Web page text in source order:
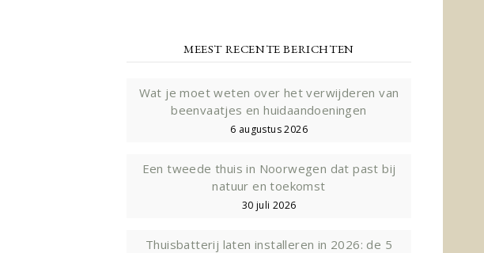
MEEST RECENTE BERICHTEN
Wat je moet weten over het verwijderen van
beenvaatjes en huidaandoeningen
6 augustus 2026
Een tweede thuis in Noorwegen dat past bij
natuur en toekomst
30 juli 2026
Thuisbatterij laten installeren in 2026: de 5